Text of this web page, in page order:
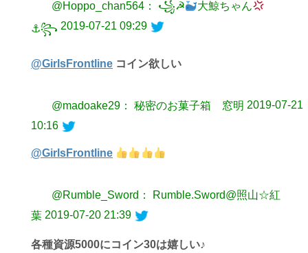
@Hoppo_chan564： ꧁☭
大鯨ちゃん
⚓︎꧂ 2019-07-21 09:29
@GirlsFrontline コイン欲しい
@madoake29： 秘密のお菓子箱 窓明 2019-07-21
10:16
@GirlsFrontline
@Rumble_Sword： Rumble.Sword@照山☆紅
葉 2019-07-20 21:39
各種資源5000にコイン30は嬉しい♪